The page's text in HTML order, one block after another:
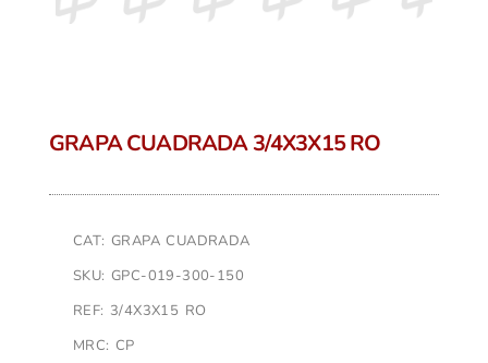
GRAPA CUADRADA 3/4X3X15 RO
CAT: GRAPA CUADRADA
SKU: GPC-019-300-150
REF: 3/4X3X15 RO
MRC: CP